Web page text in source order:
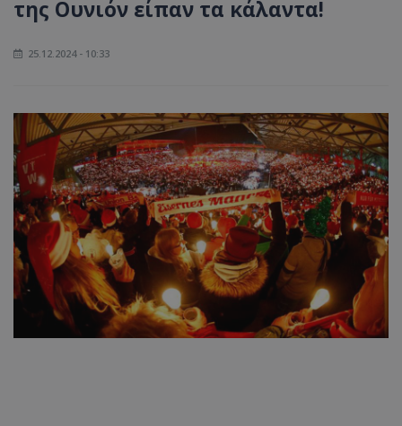
της Ουνιόν είπαν τα κάλαντα!
25.12.2024 - 10:33